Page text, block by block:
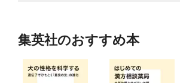
集英社のおすすめ本